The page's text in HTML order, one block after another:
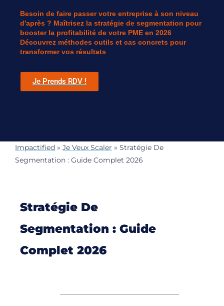
Besoin de faire passer votre entreprise à son niveau
d'après ? Maîtrisez la stratégie de segmentation pour
booster la profitabilité de votre PME en 2026
Découvrez méthodes outils et cas concrets pour
transformer vos résultats
Je Prends RDV !
Impactified » Je Veux Scaler » Stratégie De
Segmentation : Guide Complet 2026
Stratégie De
Segmentation : Guide
Complet 2026